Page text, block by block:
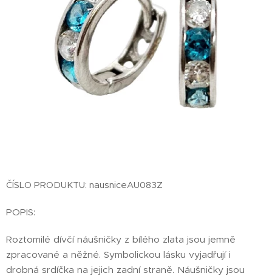
ČÍSLO PRODUKTU: nausniceAU083Z
POPIS:
Roztomilé dívčí náušničky z bílého zlata jsou jemně
zpracované a něžné. Symbolickou lásku vyjadřují i
drobná srdíčka na jejich zadní straně. Náušničky jsou